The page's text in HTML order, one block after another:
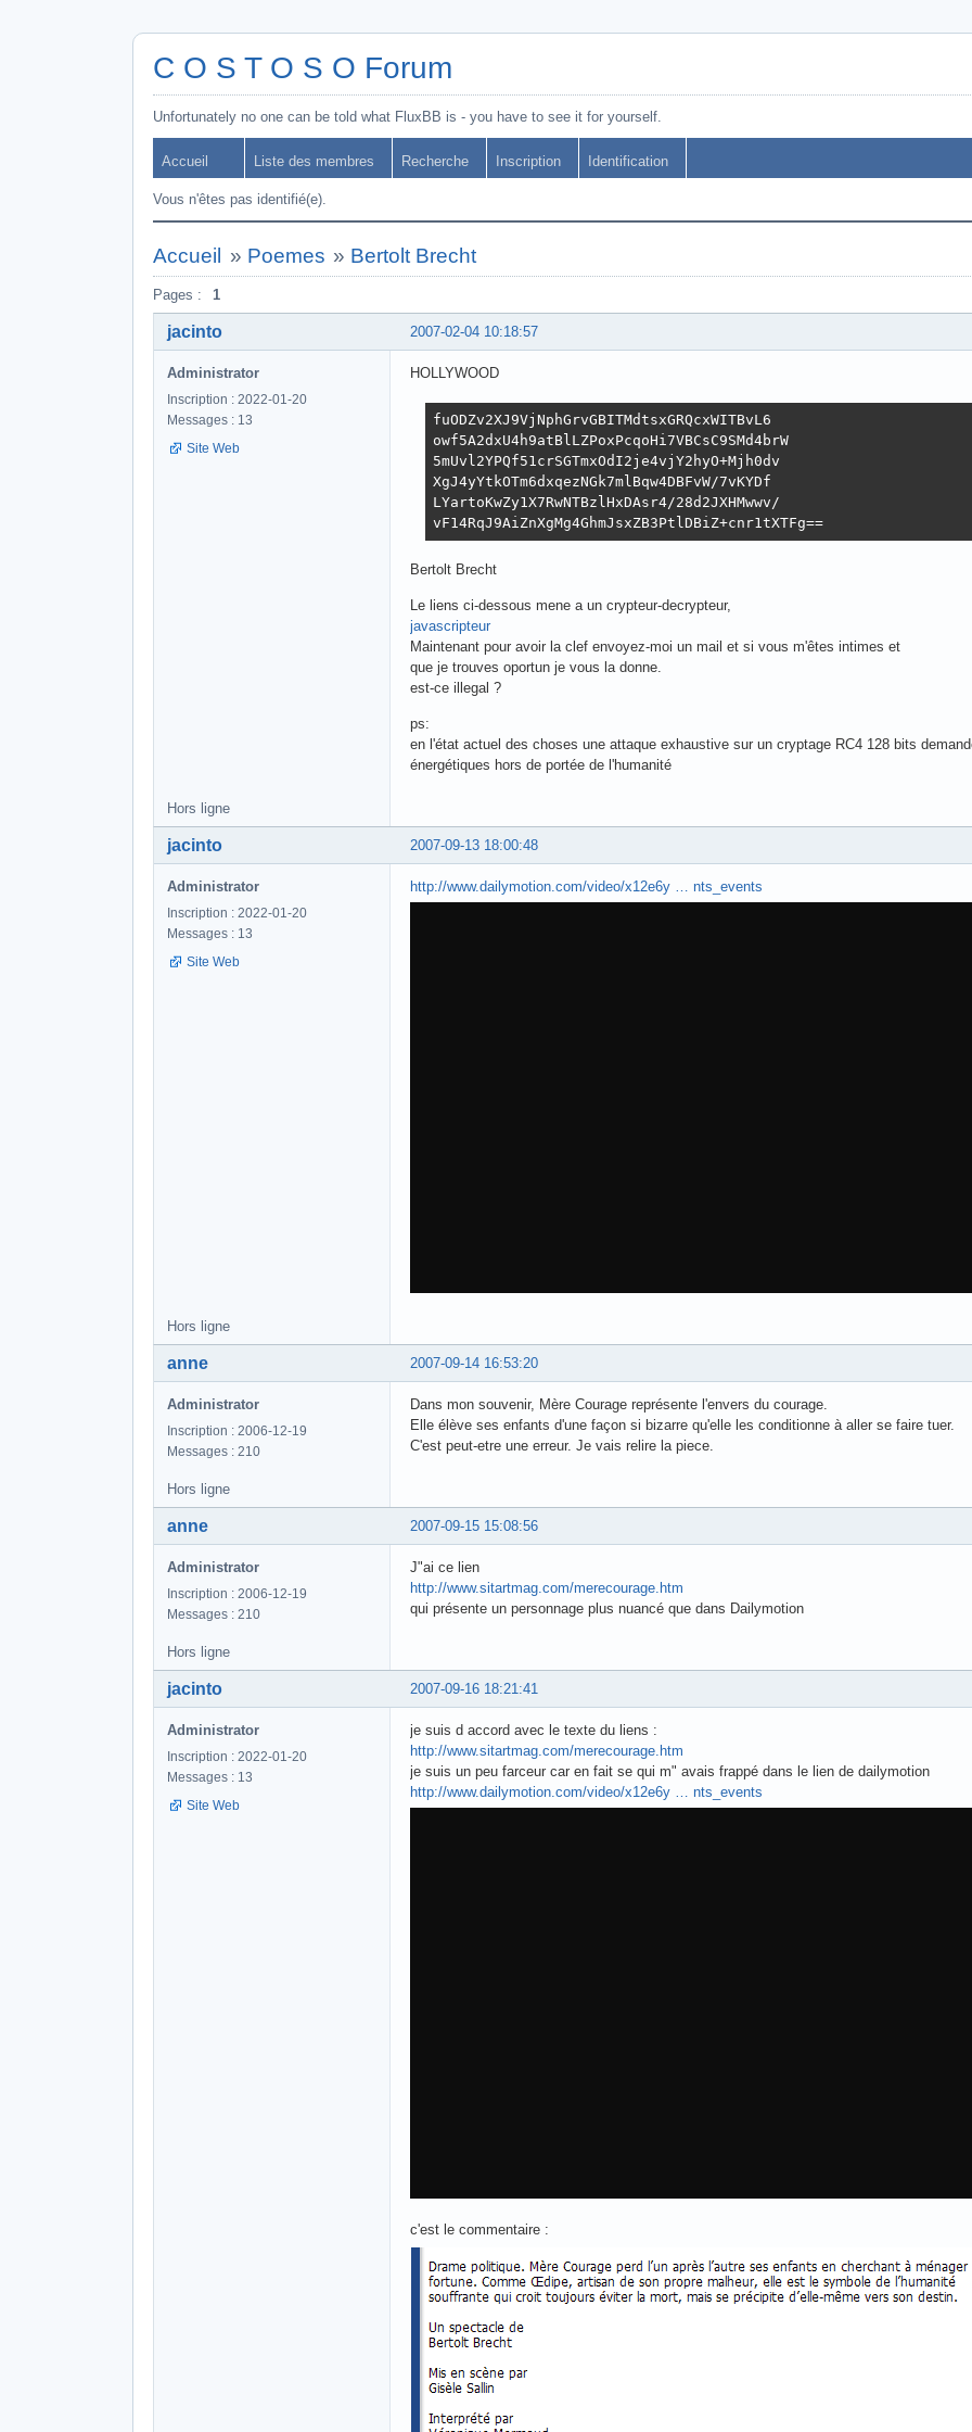
C O S T O S O Forum
Unfortunately no one can be told what FluxBB is - you have to see it for yourself.
Accueil Liste des membres Recherche Inscription Identification
Vous n'êtes pas identifié(e).
Accueil » Poemes » Bertolt Brecht
Pages : 1
2007-02-04 10:18:57
jacinto
Administrator
Inscription : 2022-01-20
Messages : 13
Site Web
HOLLYWOOD
fuODZv2XJ9VjNphGrvGBITMdtsxGRQcxWITBvL6
owf5A2dxU4h9atBlLZPoxPcqoHi7VBCsC9SMd4brW
5mUvl2YPQf51crSGTmxOdI2je4vjY2hyO+Mjh0dv
XgJ4yYtkOTm6dxqezNGk7mlBqw4DBFvW/7vKYDf
LYartoKwZy1X7RwNTBzlHxDAsr4/28d2JXHMwwv/
vF14RqJ9AiZnXgMg4GhmJsxZB3PtlDBiZ+cnr1tXTFg==
Bertolt Brecht
Le liens ci-dessous mene a un crypteur-decrypteur,
javascripteur
Maintenant pour avoir la clef envoyez-moi un mail et si vous m'êtes intimes et
que je trouves oportun je vous la donne.
est-ce illegal ?
ps:
en l'état actuel des choses une attaque exhaustive sur un cryptage RC4 128 bits
énergétiques hors de portée de l'humanité
Hors ligne
2007-09-13 18:00:48
jacinto
Administrator
Inscription : 2022-01-20
Messages : 13
Site Web
http://www.dailymotion.com/video/x12e6y … nts_events
Hors ligne
2007-09-14 16:53:20
anne
Administrator
Inscription : 2006-12-19
Messages : 210
Dans mon souvenir, Mère Courage représente l'envers du courage.
Elle élève ses enfants d'une façon si bizarre qu'elle les conditionne à aller se faire tuer.
C'est peut-etre une erreur. Je vais relire la piece.
Hors ligne
2007-09-15 15:08:56
anne
Administrator
Inscription : 2006-12-19
Messages : 210
J"ai ce lien
http://www.sitartmag.com/merecourage.htm
qui présente un personnage plus nuancé que dans Dailymotion
Hors ligne
2007-09-16 18:21:41
jacinto
Administrator
Inscription : 2022-01-20
Messages : 13
Site Web
je suis d accord avec le texte du liens :
http://www.sitartmag.com/merecourage.htm
je suis un peu farceur car en fait se qui m" avais frappé dans le lien de dailymotion
http://www.dailymotion.com/video/x12e6y … nts_events
c'est le commentaire :